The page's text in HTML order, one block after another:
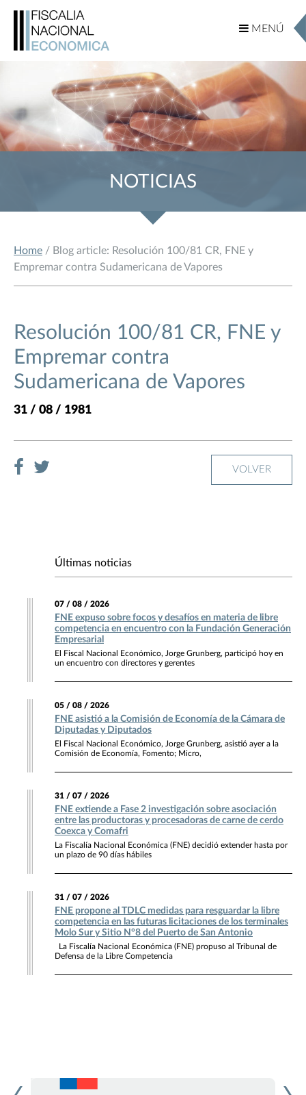
MENÚ
MENÚ
NOTICIAS
Home / Blog article: Resolución 100/81 CR, FNE y
Empremar contra Sudamericana de Vapores
Resolución 100/81 CR, FNE y
Empremar contra
Sudamericana de Vapores
31 / 08 / 1981
VOLVER
Últimas noticias
07 / 08 / 2026
FNE expuso sobre focos y desafíos en materia de libre
competencia en encuentro con la Fundación Generación
Empresarial
El Fiscal Nacional Económico, Jorge Grunberg, participó hoy en
un encuentro con directores y gerentes
05 / 08 / 2026
FNE asistió a la Comisión de Economía de la Cámara de
Diputadas y Diputados
El Fiscal Nacional Económico, Jorge Grunberg, asistió ayer a la
Comisión de Economía, Fomento; Micro,
31 / 07 / 2026
FNE extiende a Fase 2 investigación sobre asociación
entre las productoras y procesadoras de carne de cerdo
Coexca y Comafri
La Fiscalía Nacional Económica (FNE) decidió extender hasta por
un plazo de 90 días hábiles
31 / 07 / 2026
FNE propone al TDLC medidas para resguardar la libre
competencia en las futuras licitaciones de los terminales
Molo Sur y Sitio N°8 del Puerto de San Antonio
La Fiscalía Nacional Económica (FNE) propuso al Tribunal de
Defensa de la Libre Competencia